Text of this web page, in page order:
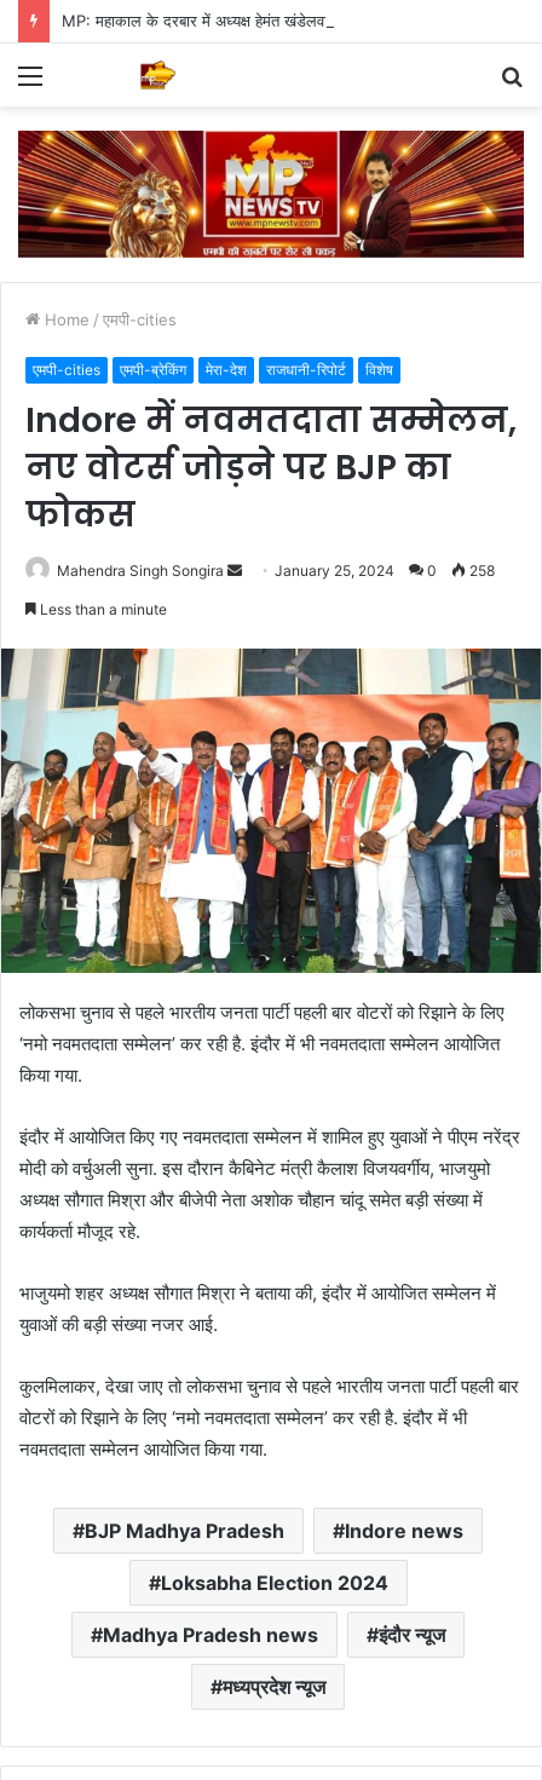
Menu
Home / एमपी-cities
एमपी-cities एमपी-ब्रेकिंग मेरा-देश राजधानी-रिपोर्ट विशेष
Indore में नवमतदाता सम्मेलन,
नए वोटर्स जोड़ने पर BJP का
फोकस
Mahendra Singh Songira
Send January 25, 2024 0 258
Less than a minute
लोकसभा चुनाव से पहले भारतीय जनता पार्टी पहली बार वोटरों को रिझाने के लिए
‘नमो नवमतदाता सम्मेलन’ कर रही है. इंदौर में भी नवमतदाता सम्मेलन आयोजित
किया गया.
इंदौर में आयोजित किए गए नवमतदाता सम्मेलन में शामिल हुए युवाओं ने पीएम नरेंद्र
मोदी को वर्चुअली सुना. इस दौरान कैबिनेट मंत्री कैलाश विजयवर्गीय, भाजयुमो
अध्यक्ष सौगात मिश्रा और बीजेपी नेता अशोक चौहान चांदू समेत बड़ी संख्या में
कार्यकर्ता मौजूद रहे.
भाजुयमो शहर अध्यक्ष सौगात मिश्रा ने बताया की, इंदौर में आयोजित सम्मेलन में
युवाओं की बड़ी संख्या नजर आई.
कुलमिलाकर, देखा जाए तो लोकसभा चुनाव से पहले भारतीय जनता पार्टी पहली बार
वोटरों को रिझाने के लिए ‘नमो नवमतदाता सम्मेलन’ कर रही है. इंदौर में भी
नवमतदाता सम्मेलन आयोजित किया गया.
BJP Madhya Pradesh Indore news
Loksabha Election 2024
Madhya Pradesh news इंदौर न्यूज
मध्यप्रदेश न्यूज